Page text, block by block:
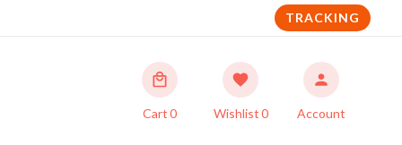
TRACKING
Cart0 Wishlist0 Account